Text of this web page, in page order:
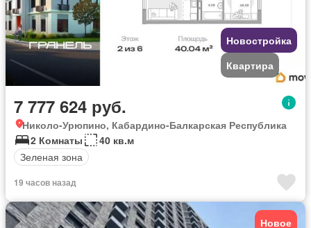
Новостройка
Квартира
7 777 624 руб.
Николо-Урюпино, Кабардино-Балкарская Республика
2 Комнаты
40 кв.м
Зеленая зона
19 часов назад
Новое